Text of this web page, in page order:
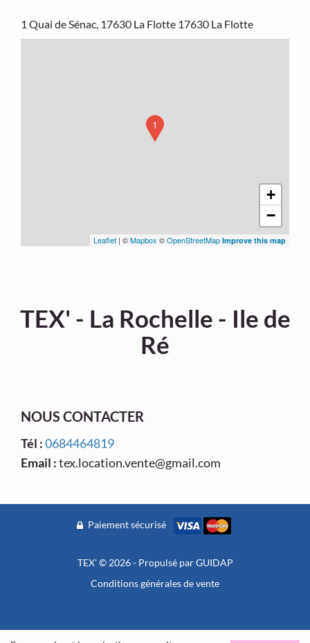
1 Quai de Sénac, 17630 La Flotte 17630 La Flotte
1
+
−
Leaflet | ©Mapbox ©OpenStreetMap Improve this map
TEX' - La Rochelle - Ile de
Ré
NOUS CONTACTER
Tél :0684464819
Email :tex.location.vente@gmail.com
Paiement sécurisé
TEX' © 2026 - Propulsé parGUIDAP
Conditions générales de vente